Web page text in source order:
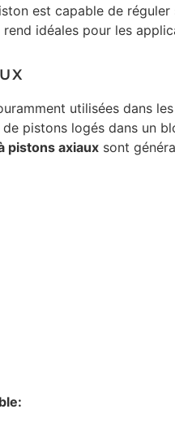
est capable de
idéales pour les
utilisées dans
pistons logés dans un
pistons axiaux sont